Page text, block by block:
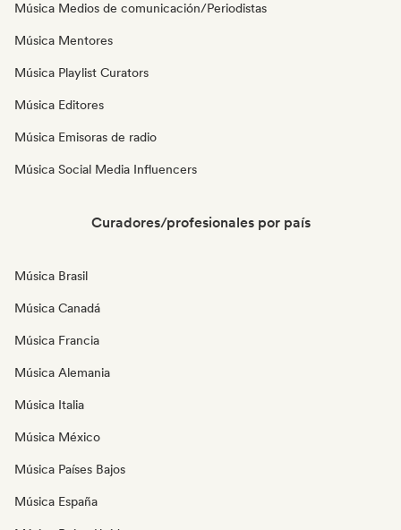
Música Medios de comunicación/Periodistas
Música Mentores
Música Playlist Curators
Música Editores
Música Emisoras de radio
Música Social Media Influencers
Curadores/profesionales por país
Música Brasil
Música Canadá
Música Francia
Música Alemania
Música Italia
Música México
Música Países Bajos
Música España